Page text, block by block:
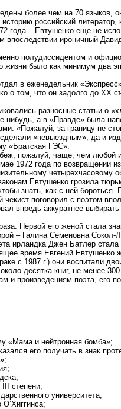
более чем на 70 языков,
российский литератор,
года – Евтушенко еще не
впоследствии ироничный
полудиссидентом и
жизни было как минимум два
в еженедельник
о том, что он задолго до XX
разносные статьи о
а в «Правде» была
«Пожалуй, за границу не
«невыездным», да и
«Братская ГЭС».
пожалуй, чаще, чем любой
1972 года по возвращении
четырехчасовому
Евтушенко грозила
знать, как с ней
поговорил с поэтом
впредь аккуратнее
Первой его женой стала
– Галина Семеновна Сокол-
ирландка Джен Батлер
время Евгений Евтушенко
с 1987 г.) они воспитали
десятка книг, не менее
и произведениям поэта, его
«Мама и нейтронная бомба»;
его получать в знак
степени;
университета;